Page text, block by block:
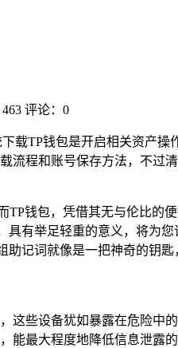
评论：0
载TP钱包是开启相关资产
程和账号保存方法，不过
钱包，凭借其无与伦比的
有举足轻重的意义，将为
记词就像是一把神奇的钥匙
些设备犹如暴露在危险中
能最大程度地降低信息泄露的